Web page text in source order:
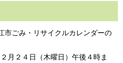
ごみ・リサイクルカレンダーの
月２４日（木曜日）午後４時ま